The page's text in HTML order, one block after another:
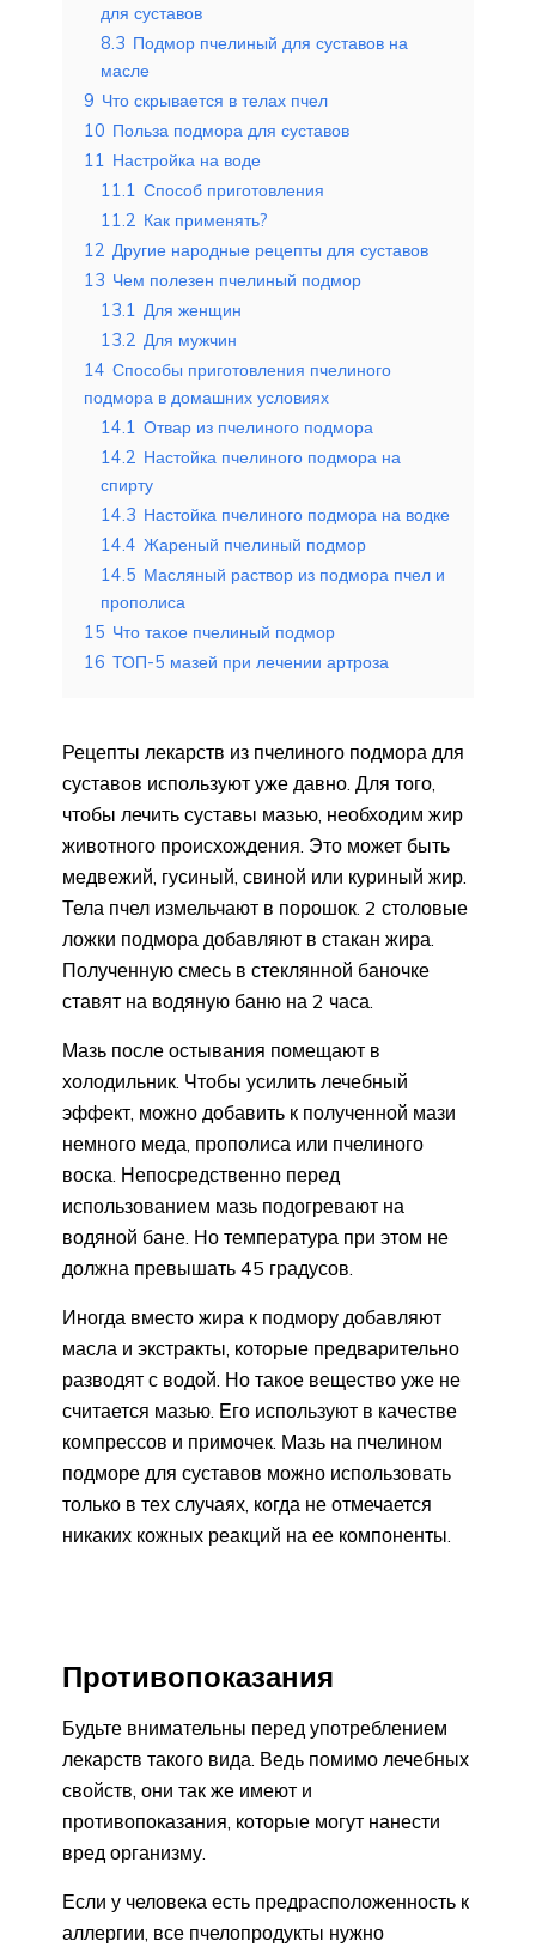
для суставов
8.3 Подмор пчелиный для суставов на
масле
9 Что скрывается в телах пчел
10 Польза подмора для суставов
11 Настройка на воде
11.1 Способ приготовления
11.2 Как применять?
12 Другие народные рецепты для суставов
13 Чем полезен пчелиный подмор
13.1 Для женщин
13.2 Для мужчин
14 Способы приготовления пчелиного
подмора в домашних условиях
14.1 Отвар из пчелиного подмора
14.2 Настойка пчелиного подмора на
спирту
14.3 Настойка пчелиного подмора на водке
14.4 Жареный пчелиный подмор
14.5 Масляный раствор из подмора пчел и
прополиса
15 Что такое пчелиный подмор
16 ТОП-5 мазей при лечении артроза
Рецепты лекарств из пчелиного подмора для
суставов используют уже давно. Для того,
чтобы лечить суставы мазью, необходим жир
животного происхождения. Это может быть
медвежий, гусиный, свиной или куриный жир.
Тела пчел измельчают в порошок. 2 столовые
ложки подмора добавляют в стакан жира.
Полученную смесь в стеклянной баночке
ставят на водяную баню на 2 часа.
Мазь после остывания помещают в
холодильник. Чтобы усилить лечебный
эффект, можно добавить к полученной мази
немного меда, прополиса или пчелиного
воска. Непосредственно перед
использованием мазь подогревают на
водяной бане. Но температура при этом не
должна превышать 45 градусов.
Иногда вместо жира к подмору добавляют
масла и экстракты, которые предварительно
разводят с водой. Но такое вещество уже не
считается мазью. Его используют в качестве
компрессов и примочек. Мазь на пчелином
подморе для суставов можно использовать
только в тех случаях, когда не отмечается
никаких кожных реакций на ее компоненты.
Противопоказания
Будьте внимательны перед употреблением
лекарств такого вида. Ведь помимо лечебных
свойств, они так же имеют и
противопоказания, которые могут нанести
вред организму.
Если у человека есть предрасположенность к
аллергии, все пчелопродукты нужно